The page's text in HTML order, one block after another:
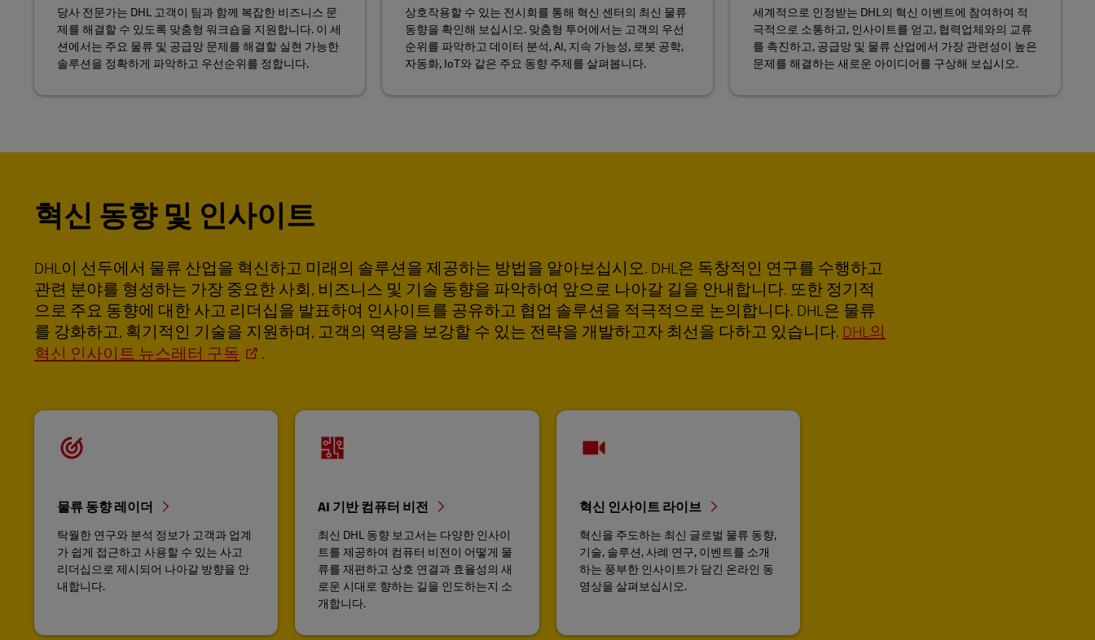
당사 전문가는 DHL 고객이 팀과 함께 복잡한 비즈니스 문
제를 해결할 수 있도록 맞춤형 워크숍을 지원합니다. 이 세
션에서는 주요 물류 및 공급망 문제를 해결할 실현 가능한
솔루션을 정확하게 파악하고 우선순위를 정합니다.
상호작용할 수 있는 전시회를 통해 혁신 센터의 최신 물류
동향을 확인해 보십시오. 맞춤형 투어에서는 고객의 우선
순위를 파악하고 데이터 분석, AI, 지속 가능성, 로봇 공학,
자동화, IoT와 같은 주요 동향 주제를 살펴봅니다.
세계적으로 인정받는 DHL의 혁신 이벤트에 참여하여 적
극적으로 소통하고, 인사이트를 얻고, 협력업체와의 교류
를 촉진하고, 공급망 및 물류 산업에서 가장 관련성이 높은
문제를 해결하는 새로운 아이디어를 구상해 보십시오.
혁신 동향 및 인사이트
DHL이 선두에서 물류 산업을 혁신하고 미래의 솔루션을 제공하는 방법을 알아보십시오. DHL은 독창적인 연구를 수행하고
관련 분야를 형성하는 가장 중요한 사회, 비즈니스 및 기술 동향을 파악하여 앞으로 나아갈 길을 안내합니다. 또한 정기적
으로 주요 동향에 대한 사고 리더십을 발표하여 인사이트를 공유하고 협업 솔루션을 적극적으로 논의합니다. DHL은 물류
를 강화하고, 획기적인 기술을 지원하며, 고객의 역량을 보강할 수 있는 전략을 개발하고자 최선을 다하고 있습니다. DHL의
혁신 인사이트 뉴스레터 구독
.
물류 동향 레이더
탁월한 연구와 분석 정보가 고객과 업계
가 쉽게 접근하고 사용할 수 있는 사고
리더십으로 제시되어 나아갈 방향을 안
내합니다.
AI 기반 컴퓨터 비전
최신 DHL 동향 보고서는 다양한 인사이
트를 제공하여 컴퓨터 비전이 어떻게 물
류를 재편하고 상호 연결과 효율성의 새
로운 시대로 향하는 길을 인도하는지 소
개합니다.
혁신 인사이트 라이브
혁신을 주도하는 최신 글로벌 물류 동향,
기술, 솔루션, 사례 연구, 이벤트를 소개
하는 풍부한 인사이트가 담긴 온라인 동
영상을 살펴보십시오.